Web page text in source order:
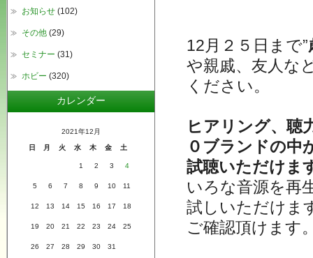
12月２５日まで”
や親戚、友人な
ください。
ヒアリング、聴
０ブランドの中
試聴いただけま
いろな音源を再
試しいただけま
ご確認頂けます
お知らせ (102)
その他 (29)
セミナー (31)
ホビー (320)
カレンダー
2021年12月
日 月 火 水 木 金 土
1 2 3 4
5 6 7 8 9 10 11
12 13 14 15 16 17 18
19 20 21 22 23 24 25
26 27 28 29 30 31